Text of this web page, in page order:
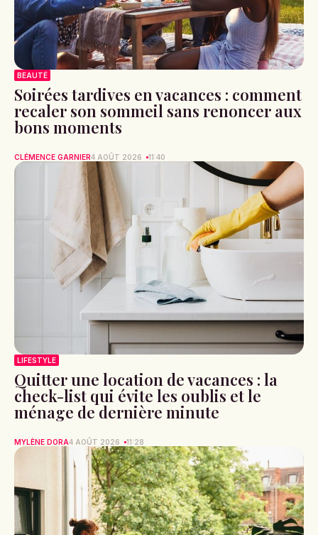
BEAUTÉ
Soirées tardives en vacances : comment
recaler son sommeil sans renoncer aux
bons moments
CLÉMENCE GARNIER4 AOÛT 2026 11:40
LIFESTYLE
Quitter une location de vacances : la
check-list qui évite les oublis et le
ménage de dernière minute
MYLÈNE DORA4 AOÛT 2026 11:28